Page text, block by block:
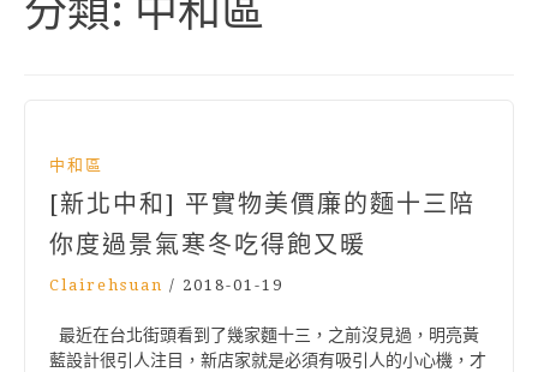
分類: 中和區
中和區
[新北中和] 平實物美價廉的麵十三陪
你度過景氣寒冬吃得飽又暖
Clairehsuan / 2018-01-19
最近在台北街頭看到了幾家麵十三，之前沒見過，明亮黃
藍設計很引人注目，新店家就是必須有吸引人的小心機，才